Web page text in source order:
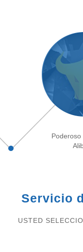
Servicio
USTED